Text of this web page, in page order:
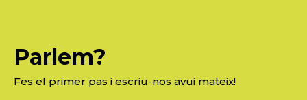
Parlem?
Fes el primer pas i escriu-nos avui mateix!